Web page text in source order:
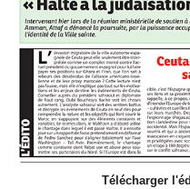
Télécharger